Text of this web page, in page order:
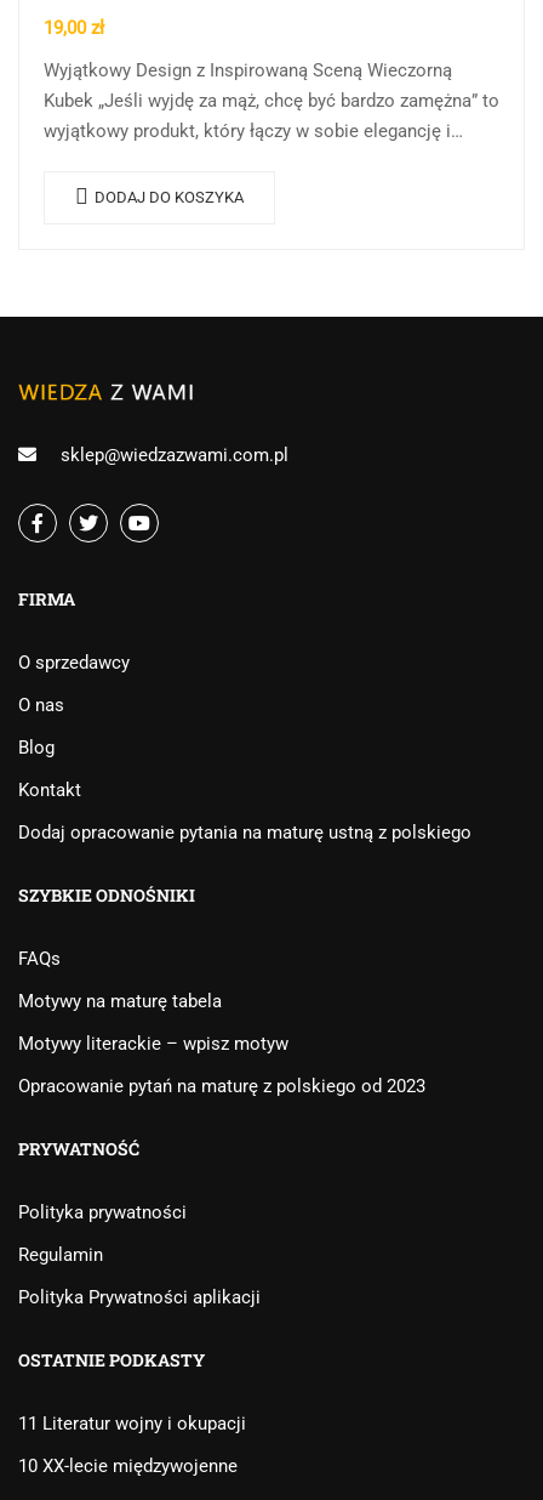
19,00zł
Wyjątkowy Design z Inspirowaną Sceną Wieczorną
Kubek „Jeśli wyjdę za mąż, chcę być bardzo zamężna” to
wyjątkowy produkt, który łączy w sobie elegancję i
DODAJ DO KOSZYKA
sklep@wiedzazwami.com.pl
FIRMA
O sprzedawcy
O nas
Blog
Kontakt
Dodaj opracowanie pytania na maturę ustną z polskiego
SZYBKIE ODNOŚNIKI
FAQs
Motywy na maturę tabela
Motywy literackie – wpisz motyw
Opracowanie pytań na maturę z polskiego od 2023
PRYWATNOŚĆ
Polityka prywatności
Regulamin
Polityka Prywatności aplikacji
OSTATNIE PODKASTY
11 Literatur wojny i okupacji
10 XX-lecie międzywojenne